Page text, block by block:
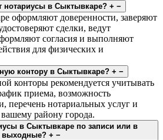
нотариусы в Сыктывкаре? + −
оформляют доверенности, заверяют
сделки, ведут
согласия и выполняют
для физических и
контору в Сыктывкаре? + −
конторы рекомендуется учитывать
приема, возможность
перечень нотариальных услуг и
району города.
в Сыктывкаре по записи или в
выходные? + −